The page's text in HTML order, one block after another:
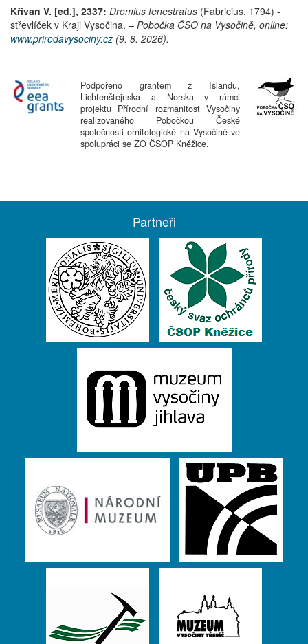
Křivan V. [ed.], 2337: Dromius fenestratus (Fabricius, 1794) -
střevlíček v Kraji Vysočina. – Pobočka ČSO na Vysočině, online:
www.prirodavysociny.cz (9. 8. 2026).
Podpořeno grantem z Islandu,
Lichtenštejnska a Norska v rámci
projektu Přírodní rozmanitost Vysočiny
realizovaného Pobočkou České
společnosti ornitologické na Vysočině ve
spolupráci se ZO ČSOP Kněžice.
Partneři